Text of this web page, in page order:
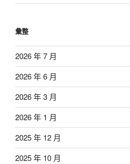
彙整
2026 年 7 月
2026 年 6 月
2026 年 3 月
2026 年 1 月
2025 年 12 月
2025 年 10 月